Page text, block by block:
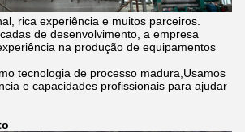
rica experiência e muitos parceiros.
de desenvolvimento, a empresa
na produção de equipamentos
tecnologia de processo madura,Usamos
e capacidades profissionais para ajudar